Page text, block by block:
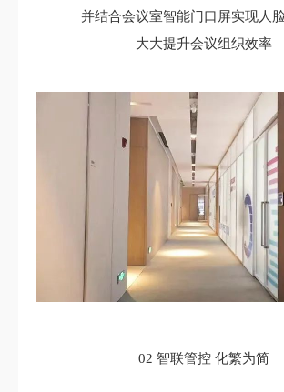
并结合会议室智能门口屏实现人
大大提升会议组织效率
02 智联管控 化繁为简